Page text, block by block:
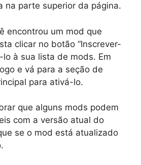
na parte superior da página.
encontrou um mod que
clicar no botão “Inscrever-
lo à sua lista de mods. Em
e vá para a seção de
para ativá-lo.
que alguns mods podem
com a versão atual do
se o mod está atualizado